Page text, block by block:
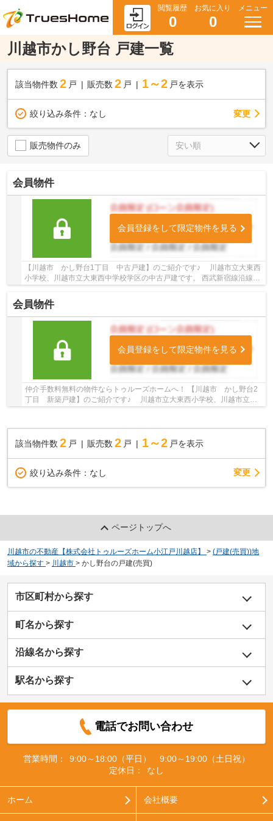
閲覧履歴
0
お気に入り
0
メニュー
川越市かし野台 戸建一覧
該当物件数 2 戸 販売数 2 戸 1～2 戸を表示
絞り込み条件： なし 変更
販売物件のみ
会員物件
会員登録をして限定物件を見る
【川越市 かし野台1丁目 中古戸建】のご紹介です♪ 川越市立大東西
小学校、川越市立大東西中学校学区の中古戸建です。 西武新宿線沿線の
会員物件
会員登録をして限定物件を見る
仲介手数料無料の物件ならトゥルーズホームへ！ 【川越市 かし野台2
丁目 新築戸建】のご紹介です♪ 川越市立大東西小学校、川越市立大
該当物件数 2 戸 販売数 2 戸 1～2 戸を表示
絞り込み条件： なし 変更
ページトップへ
川越市の不動産【株式会社トゥルーズホーム小江戸川越店】 > (戸建(売買))地
域から探す > 川越市 > かし野台の戸建(売買)
市区町村から探す
町名から探す
沿線名から探す
駅名から探す
電話でお問い合わせ
営業時間：
9:00～18:00（平日） 9:00～19:00（土日祝）
定休日：
なし
ホーム 会社概要